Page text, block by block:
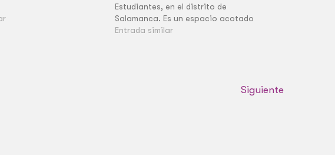
Estudiantes, en el distrito de
Salamanca. Es un espacio acotado
esencial para el uso diario de las
Entrada similar
Siguiente